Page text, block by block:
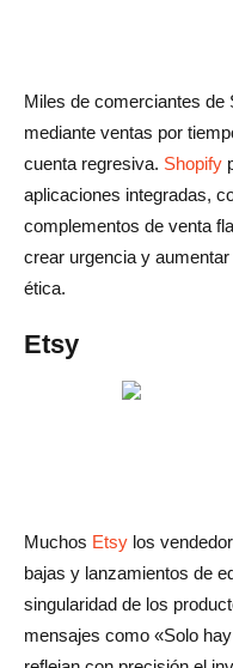
Miles de comerciantes de
mediante ventas por
cuenta regresiva. Shopify
aplicaciones integradas,
complementos de venta
crear urgencia y
ética.
Etsy
Muchos Etsy los
bajas y lanzamientos de
singularidad de los
mensajes como «Solo